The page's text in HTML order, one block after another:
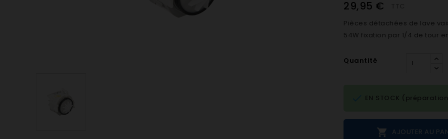
29,95 €
Pièces détachées de lave
54W fixation par 1/4 de tour
Quantité
 AJOUTER AU
EN STOCK